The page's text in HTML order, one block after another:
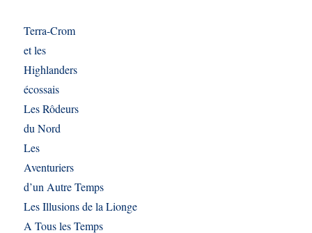
Terra-Crom
et les
Highlanders
écossais
Les Rôdeurs
du Nord
Les
Aventuriers
d’un Autre Temps
Les Illusions de la Lionge
A Tous les Temps